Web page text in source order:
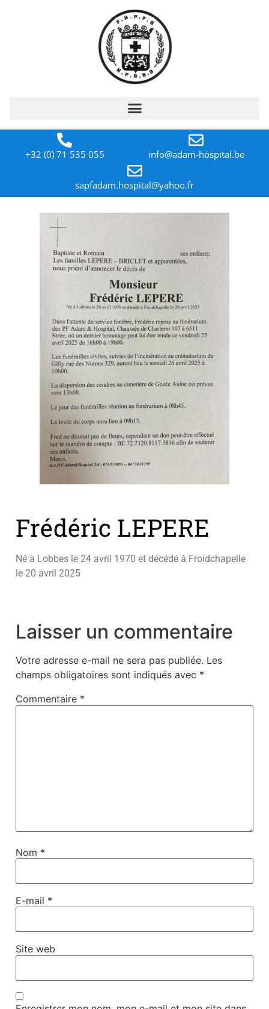
+32 (0) 71 535 055 info@adam-hospital.be
sapfadam.hospital@yahoo.fr
Frédéric LEPERE
Né à Lobbes le 24 avril 1970 et décédé à Froidchapelle
le 20 avril 2025
Laisser un commentaire
Votre adresse e-mail ne sera pas publiée. Les
champs obligatoires sont indiqués avec *
Commentaire *
Nom *
E-mail *
Site web